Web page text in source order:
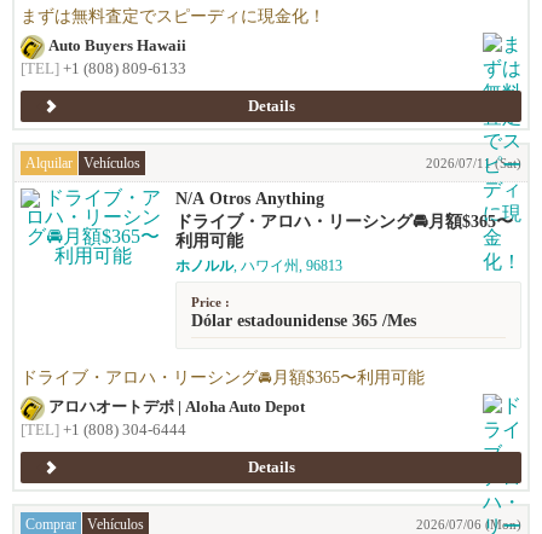
まずは無料査定でスピーディに現金化！
Auto Buyers Hawaii
[TEL] +1 (808) 809-6133
Details
Alquilar Vehículos 2026/07/11 (Sat)
N/A Otros Anything
ドライブ・アロハ・リーシング🚘️月額$365〜
利用可能
ホノルル, ハワイ州, 96813
Price :
Dólar estadounidense 365 /Mes
ドライブ・アロハ・リーシング🚘️月額$365〜利用可能
アロハオートデポ | Aloha Auto Depot
[TEL] +1 (808) 304-6444
Details
Comprar Vehículos 2026/07/06 (Mon)